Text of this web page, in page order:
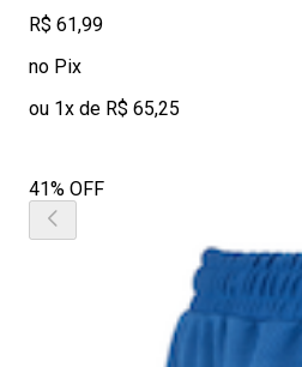
R$ 61,99
no Pix
ou 1x de R$ 65,25
41% OFF